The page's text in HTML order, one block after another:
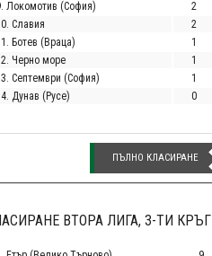
Локомотив (София)
2
Славия
2
Ботев (Враца)
1
Черно море
1
Септември (София)
1
Дунав (Русе)
0
ПЪЛНО КЛАСИРАНЕ
ВТОРА ЛИГА, 3-ТИ КРЪГ